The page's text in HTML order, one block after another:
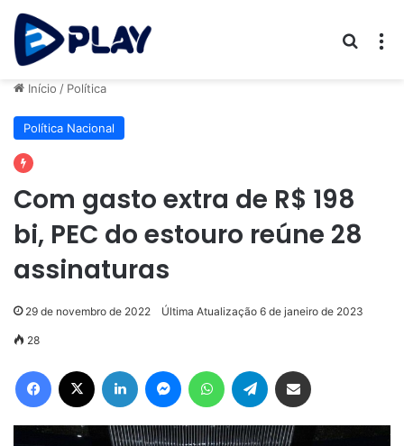
Início / Política
Política Nacional
Com gasto extra de R$ 198
bi, PEC do estouro reúne 28
assinaturas
29 de novembro de 2022 Última Atualização 6 de janeiro de 2023
28
Facebook Linkedin MessengerWhatsAppTelegram